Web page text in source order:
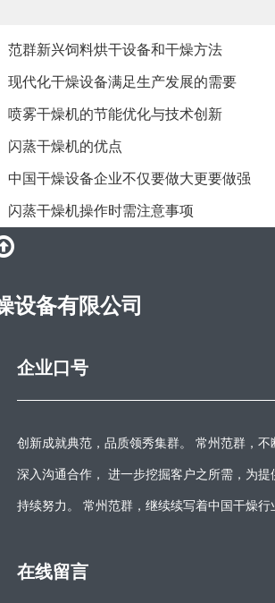
范群新兴饲料烘干设备和干燥方法
现代化干燥设备满足生产发展的需要
喷雾干燥机的节能优化与技术创新
闪蒸干燥机的优点
中国干燥设备企业不仅要做大更要做强
闪蒸干燥机操作时需注意事项
设备有限公司
企业口号
创新成就典范，品质领秀集群。 常州范群，
深入沟通合作， 进一步挖掘客户之所需，为
持续努力。 常州范群，继续续写着中国干燥行
在线留言